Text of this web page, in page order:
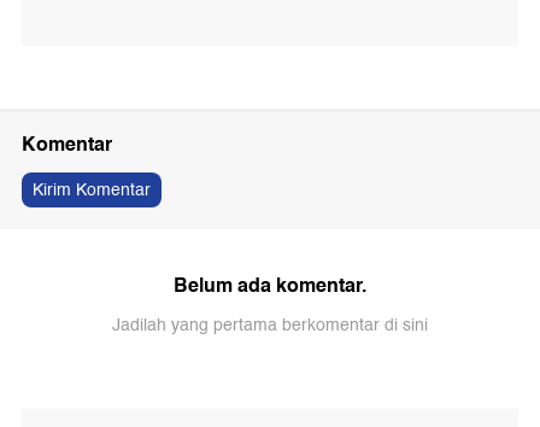
Komentar
Kirim Komentar
Belum ada komentar.
Jadilah yang pertama berkomentar di sini